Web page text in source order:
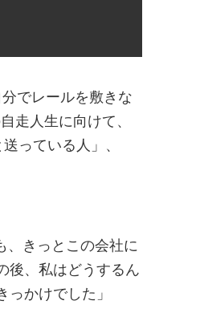
でレールを敷きな
走人生に向けて、
っている人」、
、きっとこの会社に
後、私はどうするん
かけでした」